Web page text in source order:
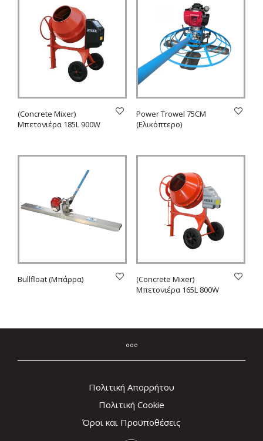
(Concrete Mixer)
Μπετονιέρα 185L 900W
Power Trowel 75CM
(Ελικόπτερο)
Bullfloat (Mπάρρα)
(Concrete Mixer)
Μπετονιέρα 165L 800W
Πολιτική Απορρήτου
Πολιτική Cookie
Όροι και Προϋποθέσεις